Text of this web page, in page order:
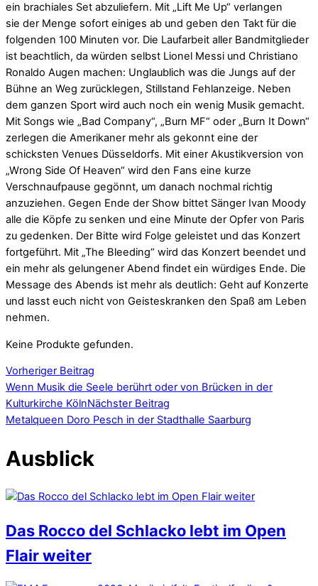
ein brachiales Set abzuliefern. Mit „Lift Me Up“ verlangen
sie der Menge sofort einiges ab und geben den Takt für die
folgenden 100 Minuten vor. Die Laufarbeit aller Bandmitglieder
ist beachtlich, da würden selbst Lionel Messi und Christiano
Ronaldo Augen machen: Unglaublich was die Jungs auf der
Bühne an Weg zurücklegen, Stillstand Fehlanzeige. Neben
dem ganzen Sport wird auch noch ein wenig Musik gemacht.
Mit Songs wie „Bad Company“, „Burn MF“ oder „Burn It Down“
zerlegen die Amerikaner mehr als gekonnt eine der
schicksten Venues Düsseldorfs. Mit einer Akustikversion von
„Wrong Side Of Heaven“ wird den Fans eine kurze
Verschnaufpause gegönnt, um danach nochmal richtig
anzuziehen. Gegen Ende der Show bittet Sänger Ivan Moody
alle die Köpfe zu senken und eine Minute der Opfer von Paris
zu gedenken. Der Bitte wird Folge geleistet und das Konzert
fortgeführt. Mit „The Bleeding“ wird das Konzert beendet und
ein mehr als gelungener Abend findet ein würdiges Ende. Die
Message des Abends ist mehr als deutlich: Geht auf Konzerte
und lasst euch nicht von Geisteskranken den Spaß am Leben
nehmen.
Keine Produkte gefunden.
Vorheriger Beitrag
Wenn Musik die Seele berührt oder von Brücken in der
Kulturkirche KölnNächster Beitrag
Metalqueen Doro Pesch in der Stadthalle Saarburg
Ausblick
Das Rocco del Schlacko lebt im Open
Flair weiter